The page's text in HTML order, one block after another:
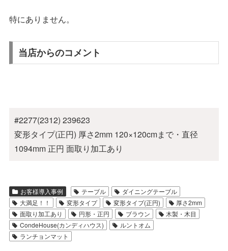
特にありません。
当店からのコメント
#2277(2312) 239623
変形タイプ(正円) 厚さ2mm 120×120cmまで・直径
1094mm 正円 面取り加工あり
お客様導入事例 テーブル
ダイニングテーブル
大満足！！
変形タイプ 変形タイプ(正円)
厚さ2mm
面取り加工あり
円形・正円 ブラウン
木製・木目
CondeHouse(カンディハウス)
ルントオム
ランチョンマット